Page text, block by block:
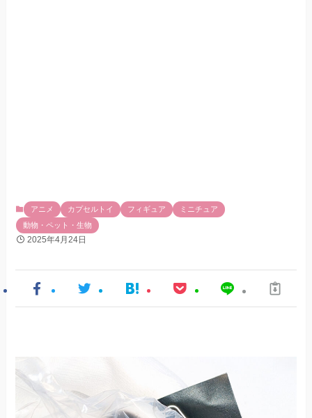
アニメ カプセルトイ フィギュア
ミニチュア
動物・ペット・生物
2025年4月24日